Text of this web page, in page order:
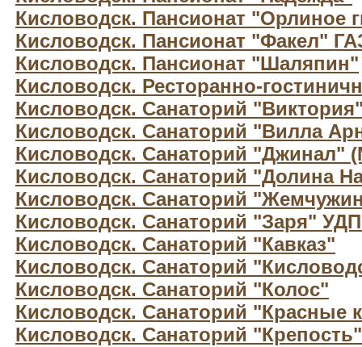
Кисловодск. Пансионат "Орлиное
Кисловодск. Пансионат "Факел"
Кисловодск. Пансионат "Шаляпин"
Кисловодск. Ресторанно-
Кисловодск. Санаторий
Кисловодск. Санаторий "Вилла
Кисловодск. Санаторий "Джинал"
Кисловодск. Санаторий "Долина
Кисловодск. Санаторий
Кисловодск. Санаторий "Заря"
Кисловодск. Санаторий "Кавказ"
Кисловодск. Санаторий
Кисловодск. Санаторий "Колос"
Кисловодск. Санаторий "Красные
Кисловодск. Санаторий "Крепость"